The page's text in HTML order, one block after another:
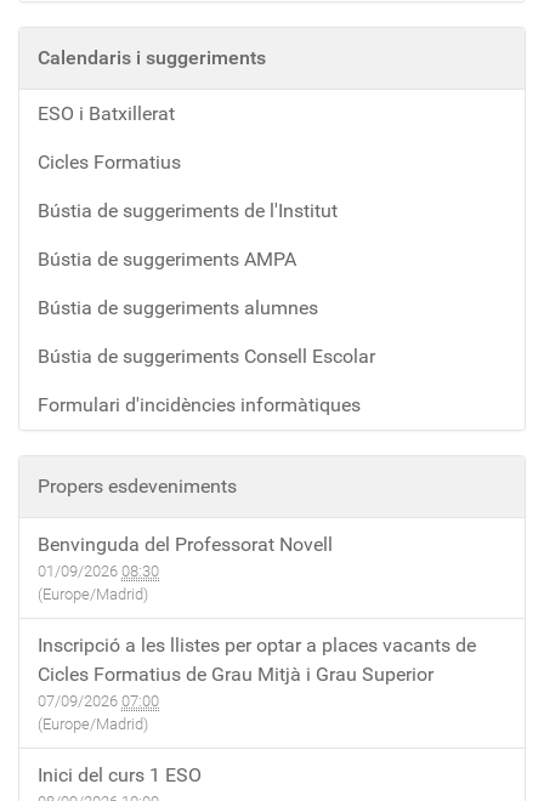
Calendaris i suggeriments
ESO i Batxillerat
Cicles Formatius
Bústia de suggeriments de l'Institut
Bústia de suggeriments AMPA
Bústia de suggeriments alumnes
Bústia de suggeriments Consell Escolar
Formulari d'incidències informàtiques
Propers esdeveniments
Benvinguda del Professorat Novell
01/09/2026 08:30
(Europe/Madrid)
Inscripció a les llistes per optar a places vacants de
Cicles Formatius de Grau Mitjà i Grau Superior
07/09/2026 07:00
(Europe/Madrid)
Inici del curs 1 ESO